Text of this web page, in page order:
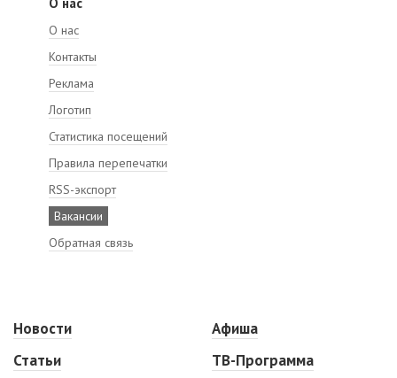
О нас
Контакты
Реклама
Логотип
Статистика посещений
Правила перепечатки
RSS-экспорт
Вакансии
Обратная связь
Новости
Статьи
Афиша
ТВ-Программа